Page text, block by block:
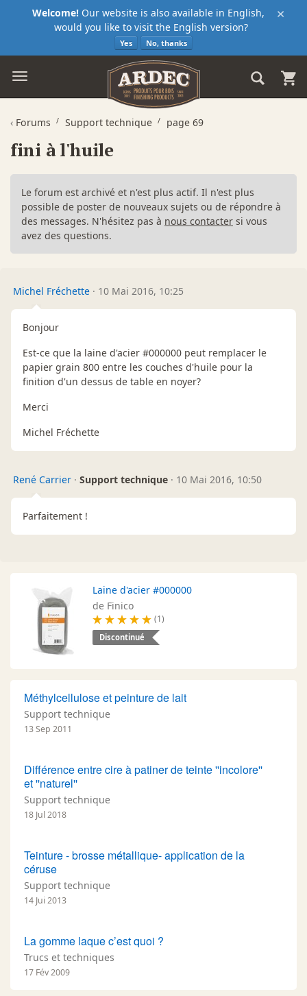
×
Welcome! Our website is also available in English,
would you like to visit the English version?
Yes No, thanks
‹ Forums Support technique page 69
fini à l'huile
Le forum est archivé et n'est plus actif. Il n'est plus
possible de poster de nouveaux sujets ou de répondre à
des messages. N'hésitez pas à nous contacter si vous
avez des questions.
Michel Fréchette · 10 Mai 2016, 10:25
Bonjour
Est-ce que la laine d'acier #000000 peut remplacer le
papier grain 800 entre les couches d'huile pour la
finition d'un dessus de table en noyer?
Merci
Michel Fréchette
René Carrier · Support technique · 10 Mai 2016, 10:50
Parfaitement !
Laine d'acier #000000
de Finico
(1)
Discontinué
Méthylcellulose et peinture de lait
Support technique
13 Sep 2011
Différence entre cire à patiner de teinte ''incolore''
et ''naturel''
Support technique
18 Jul 2018
Teinture - brosse métallique- application de la
céruse
Support technique
14 Jui 2013
La gomme laque c’est quoi ?
Trucs et techniques
17 Fév 2009